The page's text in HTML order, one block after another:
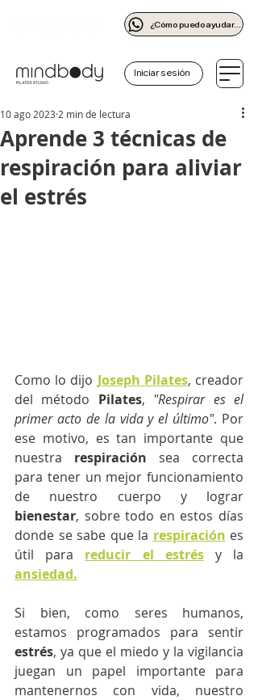
¿Cómo puedo ayudarte?
Iniciar sesión
Aprende 3 técnicas de
respiración para aliviar
el estrés
10 ago 2023 2 min de lectura
Como lo dijo Joseph Pilates, creador
del método Pilates, "Respirar es el
primer acto de la vida y el último". Por
ese motivo, es tan importante que
nuestra respiración sea correcta
para tener un mejor funcionamiento
bienestar, sobre todo en estos días
donde se sabe que la respiración es
útil para reducir el estrés y la
ansiedad.
Si bien, como seres humanos,
estamos programados para sentir
estrés, ya que el miedo y la vigilancia
juegan un papel importante para